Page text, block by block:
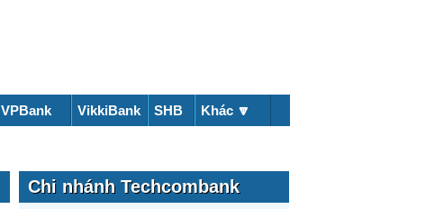
VPBank VikkiBank SHB Khác 🔽
Chi nhánh Techcombank